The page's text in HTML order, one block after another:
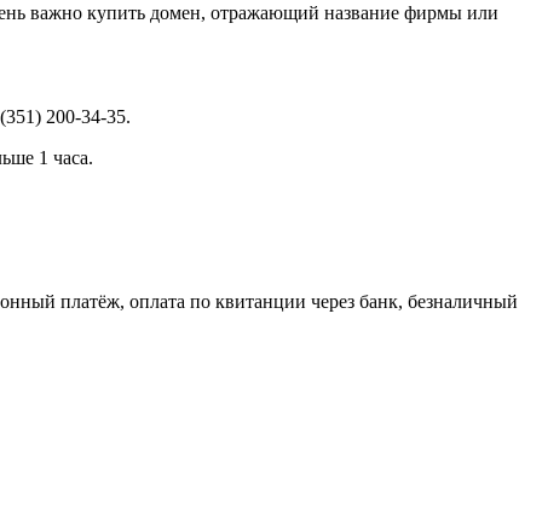
важно купить домен, отражающий название фирмы или
200-34-35.
1 часа.
платёж, оплата по квитанции через банк, безналичный